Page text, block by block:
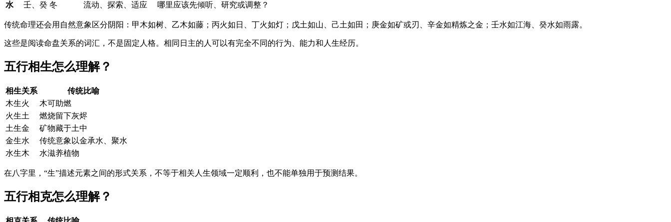
水
壬、癸 冬 流动、探索、适应 哪里应该先倾听、研究或调整？
传统命理还会用自然意象区分阴阳：甲木如树、乙木如藤；丙火如日、丁火如灯；戊土如山、己土如田；庚金如矿或刃、辛金如精炼之金；壬水如江海、癸水如雨露。
这些是阅读命盘关系的词汇，不是固定人格。相同日主的人可以有完全不同的行为、能力和人生经历。
五行相生怎么理解？
相生关系
传统比喻
木生火
木可助燃
火生土
燃烧留下灰烬
土生金
矿物藏于土中
金生水
传统意象以金承水、聚水
水生木
水滋养植物
在八字里，“生”描述元素之间的形式关系，不等于相关人生领域一定顺利，也不能单独用于预测结果。
五行相克怎么理解？